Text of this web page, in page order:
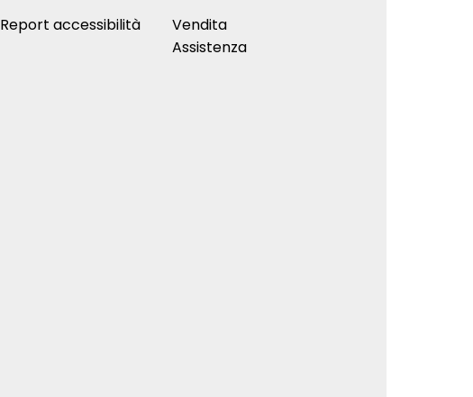
Report accessibilità
Vendita
Assistenza